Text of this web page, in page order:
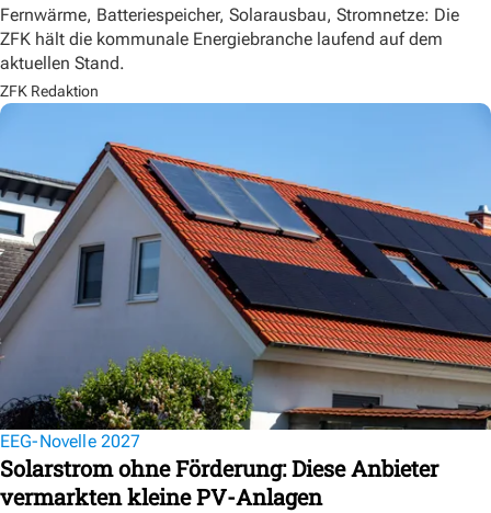
Fernwärme, Batteriespeicher, Solarausbau, Stromnetze: Die
ZFK hält die kommunale Energiebranche laufend auf dem
aktuellen Stand.
ZFK Redaktion
EEG-Novelle 2027
Solarstrom ohne Förderung: Diese Anbieter
vermarkten kleine PV-Anlagen